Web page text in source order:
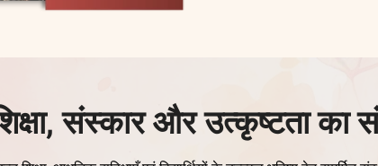
संस्कार और उत्कृष्टता का